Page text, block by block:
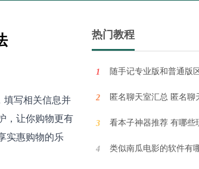
填写相关信息并
，让你购物更有
实惠购物的乐
热门教程
1 随手记专业版和普通版
2 匿名聊天室汇总 匿名聊
3 看本子神器推荐 有哪些
4
经典坦90克大